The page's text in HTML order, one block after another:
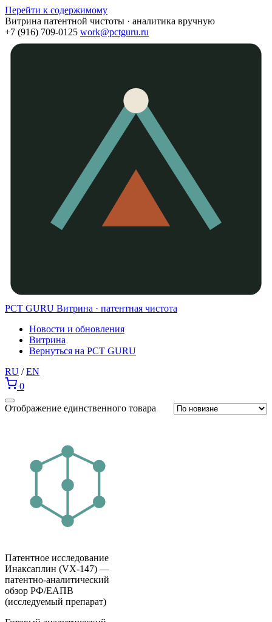
Перейти к содержимому
Витрина патентной чистоты · аналитика вручную
+7 (916) 709-0125 work@pctguru.ru
PCT GURU Витрина · патентная чистота
Новости и обновления
Витрина
Вернуться на PCT GURU
RU / EN
0
Отображение единственного товара
Патентное исследование
Инаксаплин (VX-147) —
патентно-аналитический
обзор РФ/ЕАПВ
(исследуемый препарат)